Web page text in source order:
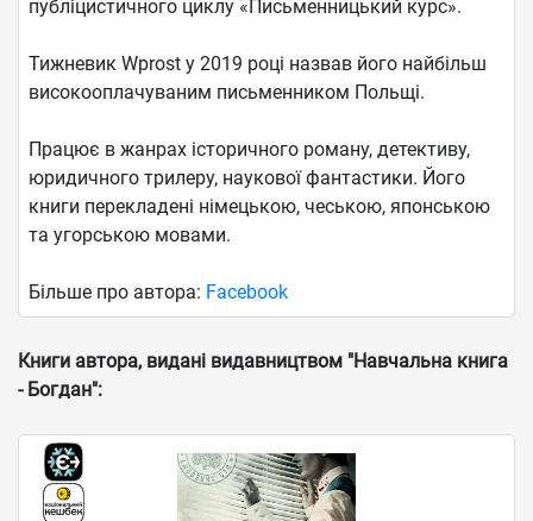
публіцистичного циклу «Письменницький курс».
Тижневик Wprost у 2019 році назвав його найбільш
високооплачуваним письменником Польщі.
Працює в жанрах історичного роману, детективу,
юридичного трилеру, наукової фантастики. Його
книги перекладені німецькою, чеською, японською
та угорською мовами.
Більше про автора: Facebook
Книги автора, видані видавництвом "Навчальна книга
- Богдан":